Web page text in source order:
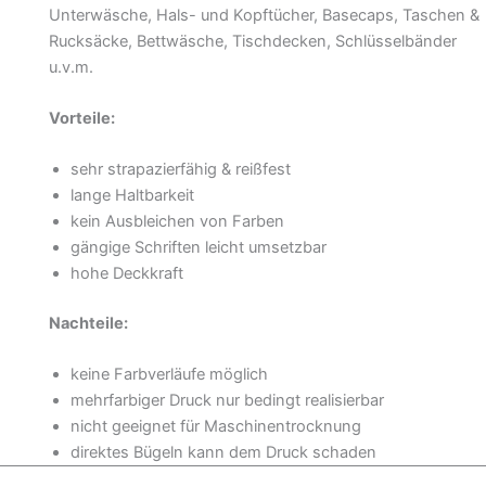
Unterwäsche, Hals- und Kopftücher, Basecaps, Taschen &
Rucksäcke, Bettwäsche, Tischdecken, Schlüsselbänder
u.v.m.
Vorteile:
sehr strapazierfähig & reißfest
lange Haltbarkeit
kein Ausbleichen von Farben
gängige Schriften leicht umsetzbar
hohe Deckkraft
Nachteile:
keine Farbverläufe möglich
mehrfarbiger Druck nur bedingt realisierbar
nicht geeignet für Maschinentrocknung
direktes Bügeln kann dem Druck schaden